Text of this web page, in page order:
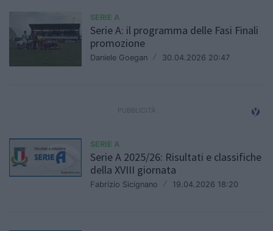
SERIE A
Serie A: il programma delle Fasi Finali
promozione
Daniele Goegan / 30.04.2026 20:47
SERIE A
Serie A 2025/26: Risultati e classifiche
della XVIII giornata
Fabrizio Sicignano / 19.04.2026 18:20